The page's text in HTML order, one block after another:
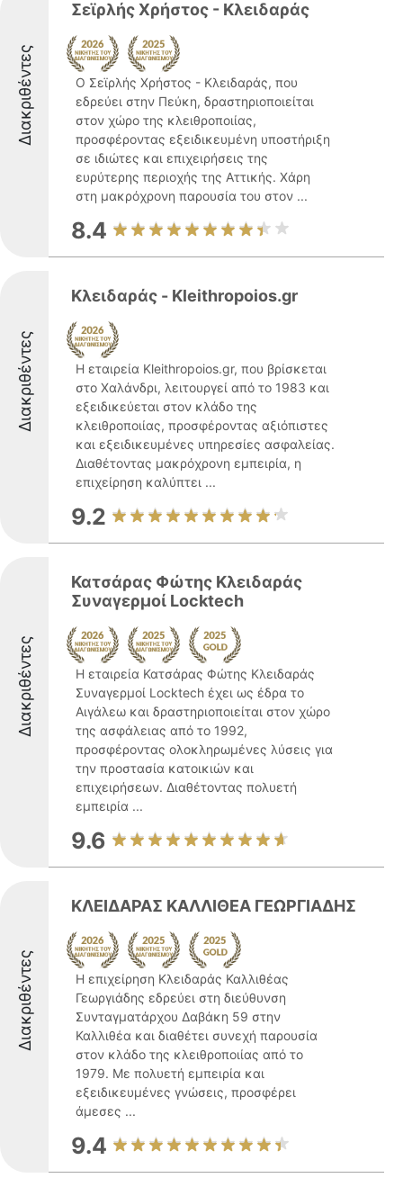
Διακριθέντες
Σεϊρλής Χρήστος - Κλειδαράς
Ο Σεϊρλής Χρήστος - Κλειδαράς, που
εδρεύει στην Πεύκη, δραστηριοποιείται
στον χώρο της κλειθροποιίας,
προσφέροντας εξειδικευμένη υποστήριξη
σε ιδιώτες και επιχειρήσεις της
ευρύτερης περιοχής της Αττικής. Χάρη
στη μακρόχρονη παρουσία του στον ...
8.4
Διακριθέντες
Κλειδαράς - Kleithropoios.gr
Η εταιρεία Kleithropoios.gr, που βρίσκεται
στο Χαλάνδρι, λειτουργεί από το 1983 και
εξειδικεύεται στον κλάδο της
κλειθροποιίας, προσφέροντας αξιόπιστες
και εξειδικευμένες υπηρεσίες ασφαλείας.
Διαθέτοντας μακρόχρονη εμπειρία, η
επιχείρηση καλύπτει ...
9.2
Διακριθέντες
Κατσάρας Φώτης Κλειδαράς
Συναγερμοί Locktech
Η εταιρεία Κατσάρας Φώτης Κλειδαράς
Συναγερμοί Locktech έχει ως έδρα το
Αιγάλεω και δραστηριοποιείται στον χώρο
της ασφάλειας από το 1992,
προσφέροντας ολοκληρωμένες λύσεις για
την προστασία κατοικιών και
επιχειρήσεων. Διαθέτοντας πολυετή
εμπειρία ...
9.6
Διακριθέντες
ΚΛΕΙΔΑΡΑΣ ΚΑΛΛΙΘΕΑ ΓΕΩΡΓΙΑΔΗΣ
Η επιχείρηση Κλειδαράς Καλλιθέας
Γεωργιάδης εδρεύει στη διεύθυνση
Συνταγματάρχου Δαβάκη 59 στην
Καλλιθέα και διαθέτει συνεχή παρουσία
στον κλάδο της κλειθροποιίας από το
1979. Με πολυετή εμπειρία και
εξειδικευμένες γνώσεις, προσφέρει
άμεσες ...
9.4